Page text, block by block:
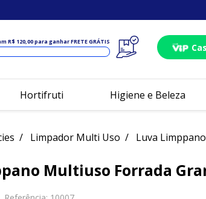
R$ 120,00para ganhar FRETE GRÁTIS
Hortifruti Higiene e Beleza
Limpador Multi Uso Luva
Multiuso Forrada